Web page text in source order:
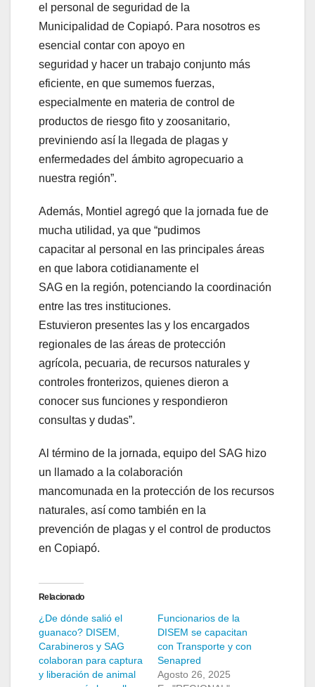
el personal de seguridad de la
Municipalidad de Copiapó. Para nosotros es
esencial contar con apoyo en
seguridad y hacer un trabajo conjunto más
eficiente, en que sumemos fuerzas,
especialmente en materia de control de
productos de riesgo fito y zoosanitario,
previniendo así la llegada de plagas y
enfermedades del ámbito agropecuario a
nuestra región”.
Además, Montiel agregó que la jornada fue de
mucha utilidad, ya que “pudimos
capacitar al personal en las principales áreas
en que labora cotidianamente el
SAG en la región, potenciando la coordinación
entre las tres instituciones.
Estuvieron presentes las y los encargados
regionales de las áreas de protección
agrícola, pecuaria, de recursos naturales y
controles fronterizos, quienes dieron a
conocer sus funciones y respondieron
consultas y dudas”.
Al término de la jornada, equipo del SAG hizo
un llamado a la colaboración
mancomunada en la protección de los recursos
naturales, así como también en la
prevención de plagas y el control de productos
en Copiapó.
Relacionado
¿De dónde salió el
guanaco? DISEM,
Carabineros y SAG
colaboran para captura
y liberación de animal
Funcionarios de la
DISEM se capacitan
con Transporte y con
Senapred
Agosto 26, 2025